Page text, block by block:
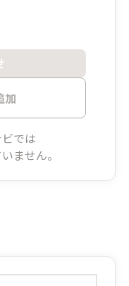
加
では
ません。